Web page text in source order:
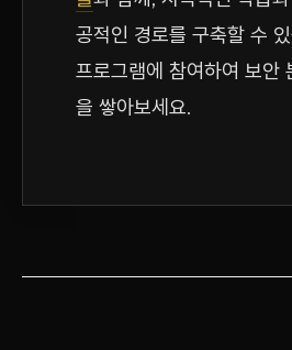
공적인 경로를 구축할 수
프로그램에 참여하여 보안
을 쌓아보세요.